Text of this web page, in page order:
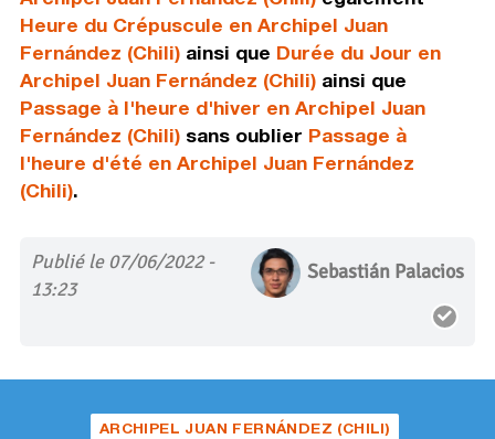
Heure du Crépuscule en Archipel Juan
Fernández (Chili)ainsi que Durée du Jour en
Archipel Juan Fernández (Chili)ainsi que
Passage à l'heure d'hiver en Archipel Juan
Fernández (Chili)sans oublier Passage à
l'heure d'été en Archipel Juan Fernández
(Chili).
Publié le 07/06/2022 -
13:23
Sebastián Palacios
ARCHIPEL JUAN FERNÁNDEZ (CHILI)